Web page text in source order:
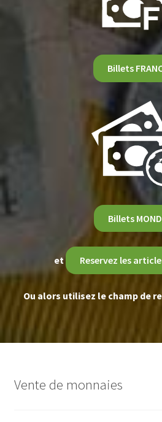
Billets
Billets
et Reservez les
Ou alors utilisez le champ de
Vente de monnaies